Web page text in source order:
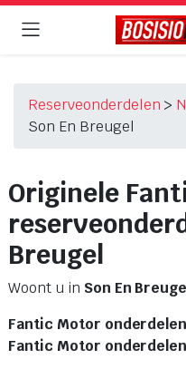
Reserveonderdelen >
Son En Breugel
Originele
Breugel
Woont u in Son En Breugel
Fantic Motor onderdelen
Fantic Motor onderdelen